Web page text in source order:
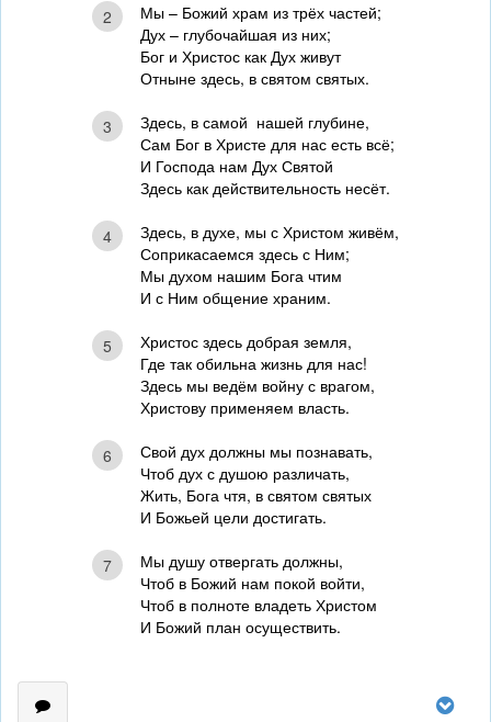
2
Мы – Божий храм из трёх частей;
Дух – глубочайшая из них;
Бог и Христос как Дух живут
Отныне здесь, в святом святых.
3
Здесь, в самой нашей глубине,
Сам Бог в Христе для нас есть всё;
И Господа нам Дух Святой
Здесь как действительность несёт.
4
Здесь, в духе, мы с Христом живём,
Соприкасаемся здесь с Ним;
Мы духом нашим Бога чтим
И с Ним общение храним.
5
Христос здесь добрая земля,
Где так обильна жизнь для нас!
Здесь мы ведём войну с врагом,
Христову применяем власть.
6
Свой дух должны мы познавать,
Чтоб дух с душою различать,
Жить, Бога чтя, в святом святых
И Божьей цели достигать.
7
Мы душу отвергать должны,
Чтоб в Божий нам покой войти,
Чтоб в полноте владеть Христом
И Божий план осуществить.